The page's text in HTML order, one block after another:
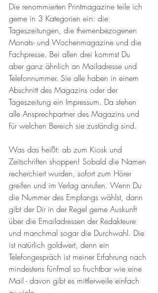
Die renommierten Printmagazine teile ich
gerne in 3 Kategorien ein: die
Tageszeitungen, die themenbezogenen
Monats- und Wochenmagazine und die
Fachpresse. Bei allen drei kommst Du
aber ganz ähnlich an Mailadresse und
Telefonnummer. Sie alle haben in einem
Abschnitt des Magazins oder der
Tageszeitung ein Impressum. Da stehen
alle Ansprechpartner des Magazins und
für welchen Bereich sie zuständig sind.
Was das heißt: ab zum Kiosk und
Zeitschriften shoppen! Sobald die Namen
recherchiert wurden, sofort zum Hörer
greifen und im Verlag anrufen. Wenn Du
die Nummer des Empfangs wählst, dann
gibt der Dir in der Regel gerne Auskunft
über die Emailadressen der Redakteure
und manchmal sogar die Durchwahl. Die
ist natürlich goldwert, denn ein
Telefongespräch ist meiner Erfahrung nach
mindestens fünfmal so fruchtbar wie eine
Mail - davon gibt es mittlerweile einfach